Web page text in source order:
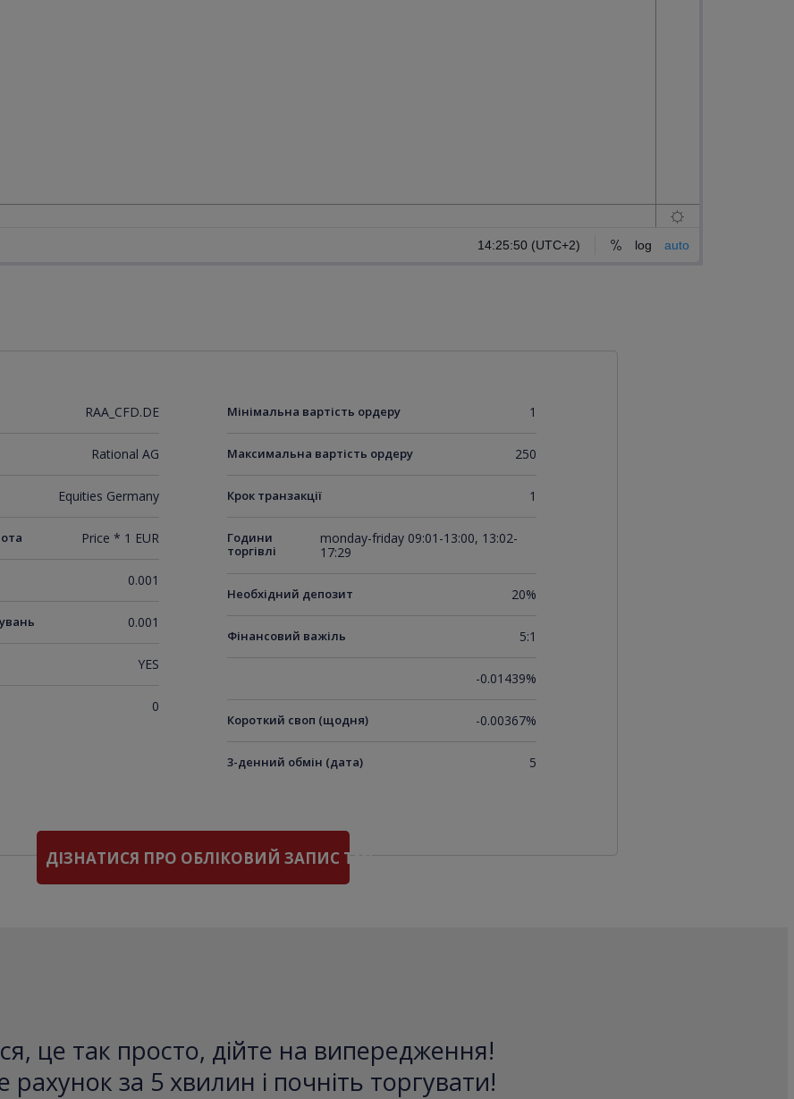
RAA_CFD.DE
Rational AG
Equities Germany
Price * 1 EUR
0.001
0.001
YES
0
Мінімальна вартість ордеру 1
Максимальна вартість ордеру 250
Крок транзакції 1
Години
торгівлі
monday-friday 09:01-13:00, 13:02-
17:29
Необхідний депозит 20%
Фінансовий важіль 5:1
-0.01439%
Короткий своп (щодня) -0.00367%
3-денний обмін (дата) 5
ДІЗНАТИСЯ ПРО ОБЛІКОВИЙ ЗАПИС TMS
це так просто, дійте на випередження!
рахунок за 5 хвилин і почніть торгувати!